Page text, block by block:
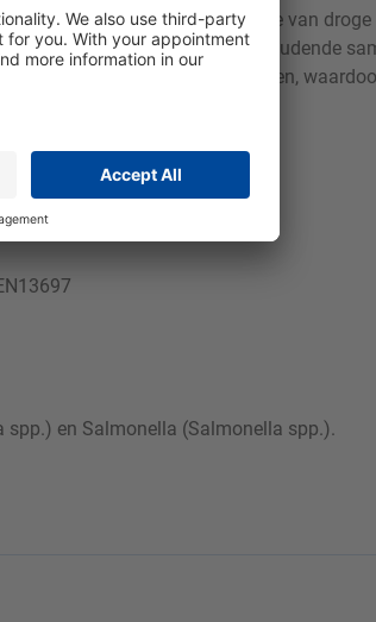
tussentijdse desinfectie van
en bottelruimtes). De alcoholhoudende
op de behandelde oppervlakken,
spp.) en Salmonella (Salmonella spp.).